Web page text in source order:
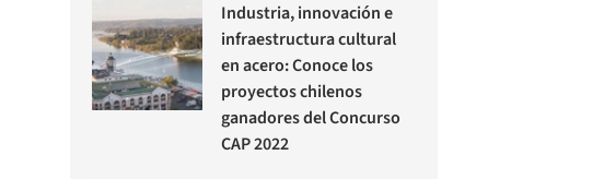
Industria, innovación e
infraestructura cultural
en acero: Conoce los
proyectos chilenos
ganadores del Concurso
CAP 2022